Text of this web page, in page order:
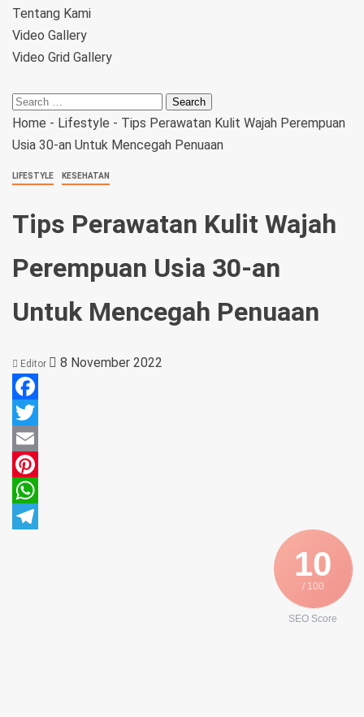
Tentang Kami
Video Gallery
Video Grid Gallery
Home - Lifestyle - Tips Perawatan Kulit Wajah Perempuan
Usia 30-an Untuk Mencegah Penuaan
LIFESTYLE KESEHATAN
Tips Perawatan Kulit Wajah
Perempuan Usia 30-an
Untuk Mencegah Penuaan
Editor 8 November 2022
Facebook
Twitter
Email
Pinterest
WhatsApp
10
/ 100
SEO Score